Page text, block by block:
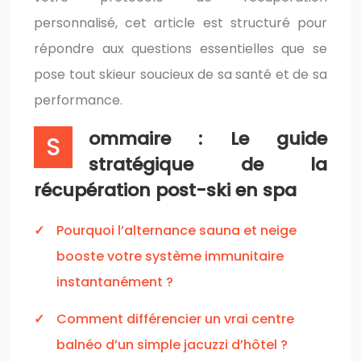
personnalisé, cet article est structuré pour
répondre aux questions essentielles que se
pose tout skieur soucieux de sa santé et de sa
performance.
S
ommaire : Le guide
stratégique de la
récupération post-ski en spa
Pourquoi l’alternance sauna et neige
booste votre système immunitaire
instantanément ?
Comment différencier un vrai centre
balnéo d’un simple jacuzzi d’hôtel ?